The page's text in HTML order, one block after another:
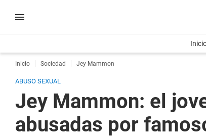
Inicio Sociedad Jey Mammon
ABUSO SEXUAL
Jey Mammon: el
abusadas por